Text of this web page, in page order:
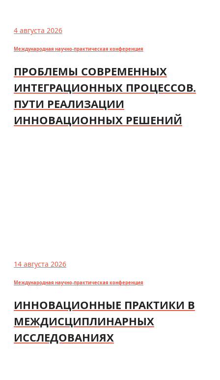
4 августа 2026
Международная научно-практическая конференция
ПРОБЛЕМЫ СОВРЕМЕННЫХ
ИНТЕГРАЦИОННЫХ ПРОЦЕССОВ.
ПУТИ РЕАЛИЗАЦИИ
ИННОВАЦИОННЫХ РЕШЕНИЙ
14 августа 2026
Международная научно-практическая конференция
ИННОВАЦИОННЫЕ ПРАКТИКИ В
МЕЖДИСЦИПЛИНАРНЫХ
ИССЛЕДОВАНИЯХ